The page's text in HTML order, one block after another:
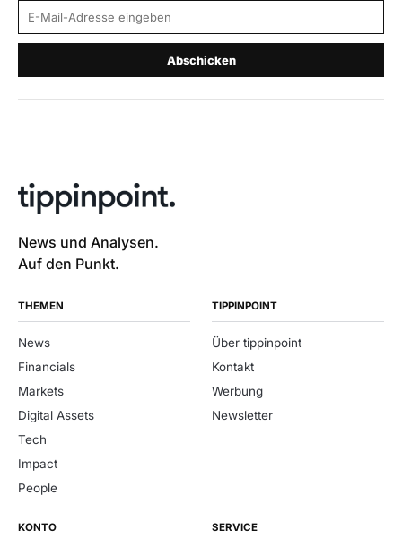
E-Mail-Adresse
Abschicken
News und Analysen.
Auf den Punkt.
THEMEN
News
Financials
Markets
Digital Assets
Tech
Impact
People
TIPPINPOINT
Über tippinpoint
Kontakt
Werbung
Newsletter
KONTO SERVICE